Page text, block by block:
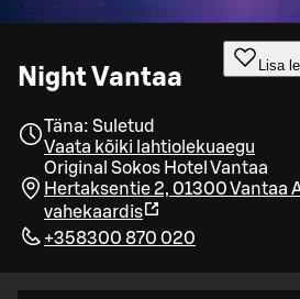
Night Vantaa Lisa
Täna: Suletud
Vaata kõiki lahtiolekuaegu
Original Sokos Hotel Vantaa
Hertaksentie 2, 01300 Vantaa
vahekaardis
+358300 870 020